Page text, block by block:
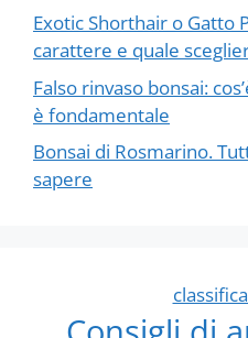
Exotic Shorthair o Gatto
carattere e quale
Falso rinvaso bonsai:
è fondamentale
Bonsai di Rosmarino.
sapere